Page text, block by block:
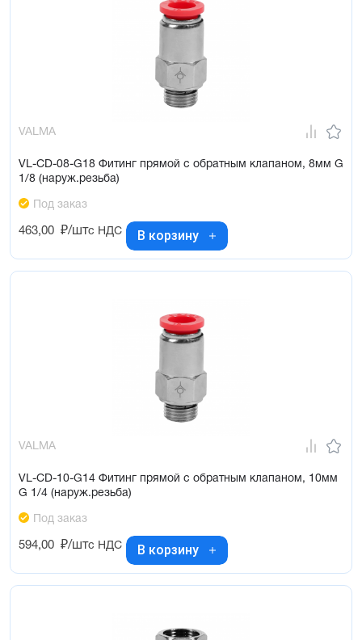
VALMA
VL-CD-08-G18 Фитинг прямой с обратным клапаном, 8мм G
1/8 (наруж.резьба)
Под заказ
463,00 ₽/штс НДС В корзину
VALMA
VL-CD-10-G14 Фитинг прямой с обратным клапаном, 10мм
G 1/4 (наруж.резьба)
Под заказ
594,00 ₽/штс НДС В корзину